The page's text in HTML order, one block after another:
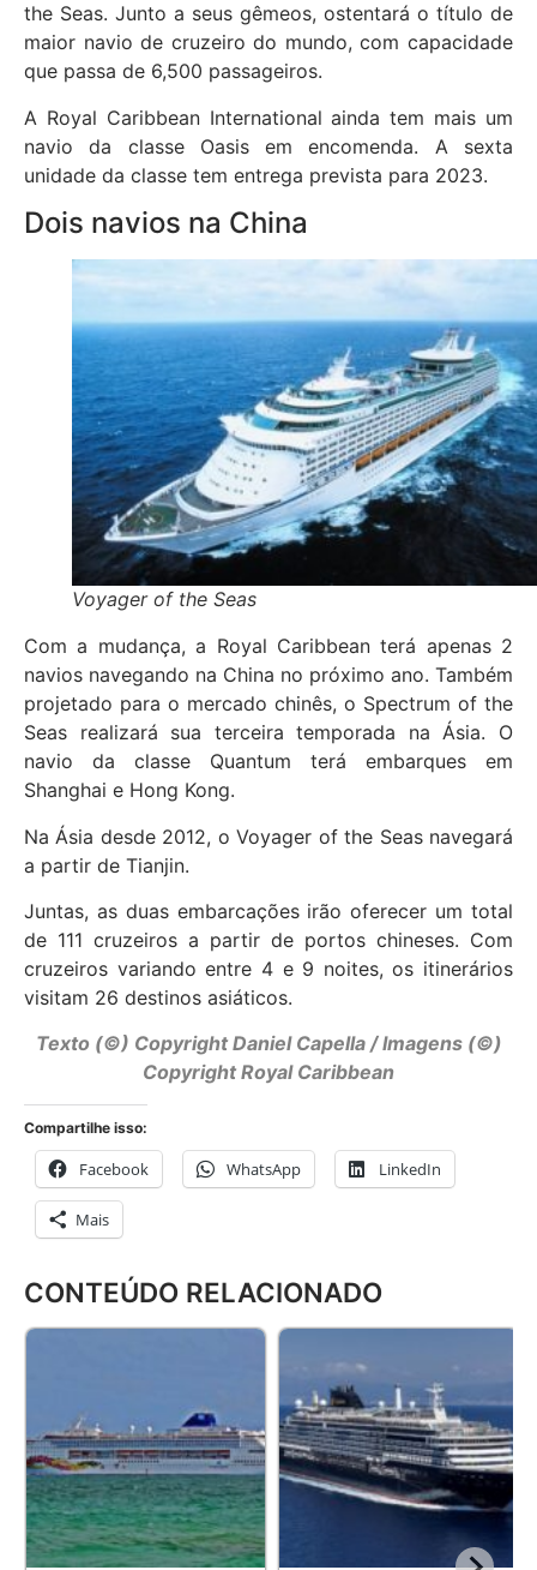
the Seas. Junto a seus gêmeos, ostentará o título de
maior navio de cruzeiro do mundo, com capacidade
que passa de 6,500 passageiros.
A Royal Caribbean International ainda tem mais um
navio da classe Oasis em encomenda. A sexta
unidade da classe tem entrega prevista para 2023.
Dois navios na China
Voyager of the Seas
Com a mudança, a Royal Caribbean terá apenas 2
navios navegando na China no próximo ano. Também
projetado para o mercado chinês, o Spectrum of the
Seas realizará sua terceira temporada na Ásia. O
navio da classe Quantum terá embarques em
Shanghai e Hong Kong.
Na Ásia desde 2012, o Voyager of the Seas navegará
a partir de Tianjin.
Juntas, as duas embarcações irão oferecer um total
de 111 cruzeiros a partir de portos chineses. Com
cruzeiros variando entre 4 e 9 noites, os itinerários
visitam 26 destinos asiáticos.
Texto (©) Copyright Daniel Capella / Imagens (©)
Copyright Royal Caribbean
Compartilhe isso:
Facebook WhatsApp LinkedIn
Mais
CONTEÚDO RELACIONADO